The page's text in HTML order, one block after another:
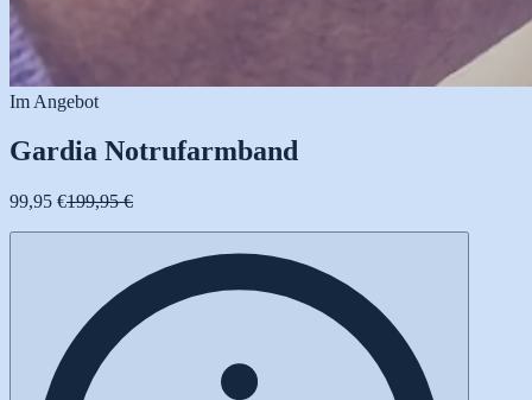
Im Angebot
Gardia Notrufarmband
99,95 €199,95 €